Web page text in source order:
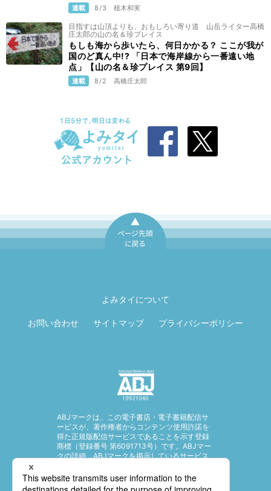
連載 8/3 植木和実
目指すは山頂よりも、おもしろい寄り道 山岳ライター高橋
庄太郎の山の名＆珍プレイス
もしも海から歩いたら、何日かかる？ ここが我が
国のど真ん中!? 「日本で海岸線から一番遠い地
点」【山の名＆珍プレイス 第9回】
連載 8/2 高橋庄太郎
よみタイについて
お問い合わせ サイトマップ プライバシーポリシー
ABJマークは、この電子書店・電子書籍配信サ
ービスが、著作権者からコンテンツ使用許諾を
得た正規版配信サービスであることを示す登録
商標（登録番号 第6091713号）です。ABJマー
クの詳細、ABJマークを掲示しているサービス